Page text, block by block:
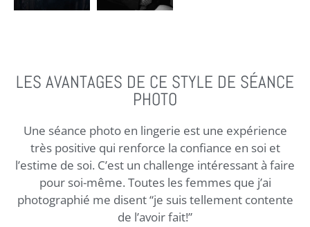
LES AVANTAGES DE CE STYLE DE SÉANCE
PHOTO
Une séance photo en lingerie est une expérience
très positive qui renforce la confiance en soi et
l’estime de soi. C’est un challenge intéressant à faire
pour soi-même. Toutes les femmes que j’ai
photographié me disent “je suis tellement contente
de l’avoir fait!”